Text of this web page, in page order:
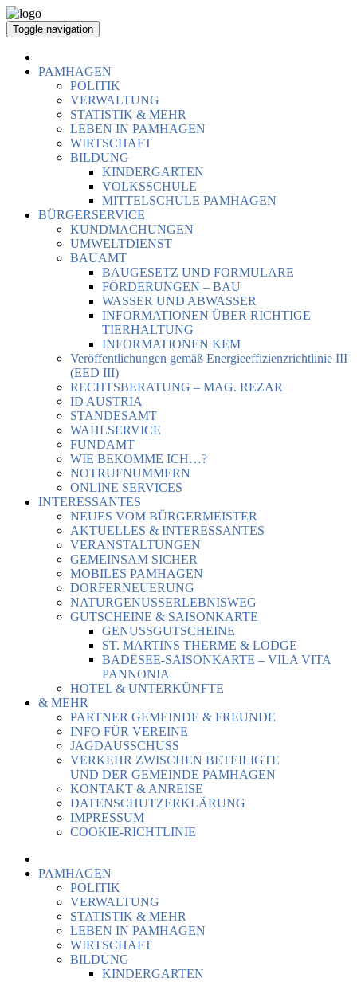
Toggle navigation
PAMHAGEN
POLITIK
VERWALTUNG
STATISTIK & MEHR
LEBEN IN PAMHAGEN
WIRTSCHAFT
BILDUNG
KINDERGARTEN
VOLKSSCHULE
MITTELSCHULE PAMHAGEN
BÜRGERSERVICE
KUNDMACHUNGEN
UMWELTDIENST
BAUAMT
BAUGESETZ UND FORMULARE
FÖRDERUNGEN – BAU
WASSER UND ABWASSER
INFORMATIONEN ÜBER RICHTIGE
TIERHALTUNG
INFORMATIONEN KEM
Veröffentlichungen gemäß Energieeffizienzrichtlinie III
(EED III)
RECHTSBERATUNG – MAG. REZAR
ID AUSTRIA
STANDESAMT
WAHLSERVICE
FUNDAMT
WIE BEKOMME ICH…?
NOTRUFNUMMERN
ONLINE SERVICES
INTERESSANTES
NEUES VOM BÜRGERMEISTER
AKTUELLES & INTERESSANTES
VERANSTALTUNGEN
GEMEINSAM SICHER
MOBILES PAMHAGEN
DORFERNEUERUNG
NATURGENUSSERLEBNISWEG
GUTSCHEINE & SAISONKARTE
GENUSSGUTSCHEINE
ST. MARTINS THERME & LODGE
BADESEE-SAISONKARTE – VILA VITA
PANNONIA
HOTEL & UNTERKÜNFTE
& MEHR
PARTNER GEMEINDE & FREUNDE
INFO FÜR VEREINE
JAGDAUSSCHUSS
VERKEHR ZWISCHEN BETEILIGTE
UND DER GEMEINDE PAMHAGEN
KONTAKT & ANREISE
DATENSCHUTZERKLÄRUNG
IMPRESSUM
COOKIE-RICHTLINIE
PAMHAGEN
POLITIK
VERWALTUNG
STATISTIK & MEHR
LEBEN IN PAMHAGEN
WIRTSCHAFT
BILDUNG
KINDERGARTEN